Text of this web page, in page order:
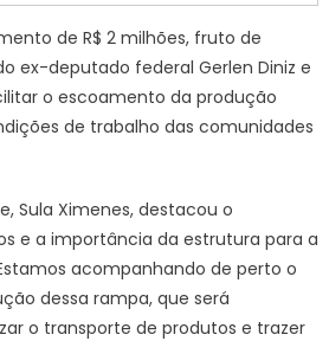
de R$ 2 milhões, fruto de
ex-deputado federal Gerlen Diniz e
o escoamento da produção
de trabalho das comunidades
Sula Ximenes, destacou o
e a importância da estrutura para a
acompanhando de perto o
dessa rampa, que será
o transporte de produtos e trazer